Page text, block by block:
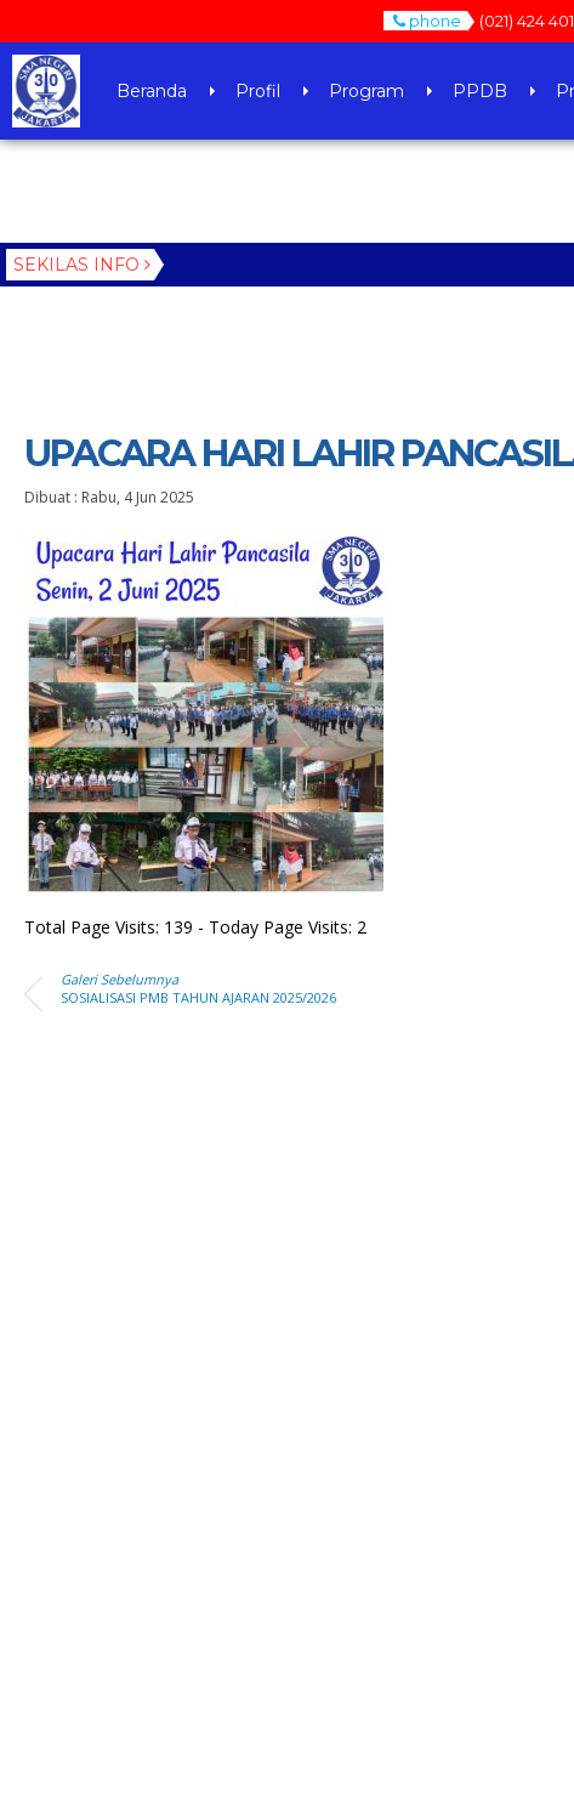
phone (021) 424
Beranda Profil Program PPDB
SEKILAS INFO
UPACARA HARI LAHIR
Dibuat : Rabu, 4 Jun 2025
Total Page Visits: 139 - Today Page Visits: 2
Galeri Sebelumnya
SOSIALISASI PMB TAHUN AJARAN 2025/2026